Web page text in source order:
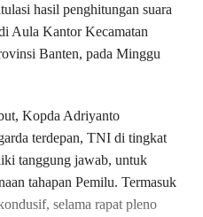
hasil penghitungan suara
Aula Kantor Kecamatan
Banten, pada Minggu
Kopda Adriyanto
terdepan, TNI di tingkat
tanggung jawab, untuk
tahapan Pemilu. Termasuk
selama rapat pleno